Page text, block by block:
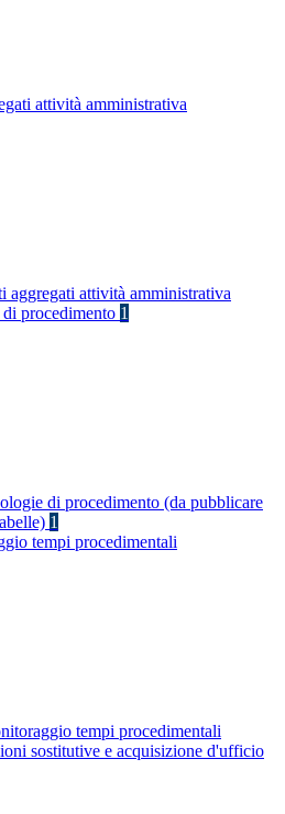
attività amministrativa
aggregati attività amministrativa
procedimento 1
di procedimento (da pubblicare
1
tempi procedimentali
tempi procedimentali
sostitutive e acquisizione d'ufficio